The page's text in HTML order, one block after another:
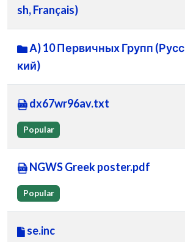
sh, Français)
А) 10 Первичных Групп (Русс
кий)
dx67wr96av.txt
Popular
NGWS Greek poster.pdf
Popular
se.inc